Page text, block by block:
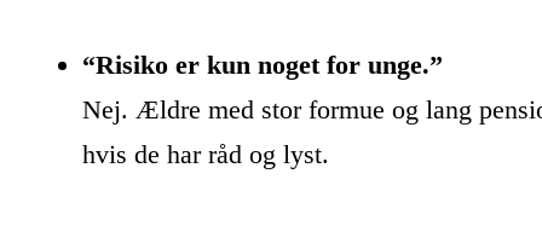
“Risiko er kun noget for unge.”
Nej. Ældre med stor formue og lang
hvis de har råd og lyst.